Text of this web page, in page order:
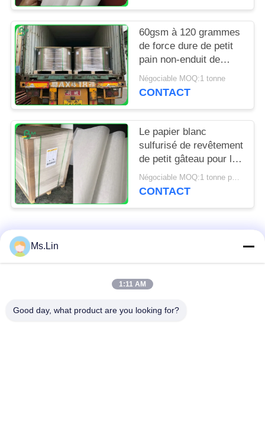
60gsm à 120 grammes
de force dure de petit
pain non-enduit de
papier d'emballage
blanchi pour le sac
Négociable MOQ:1 tonne
CONTACT
Le papier blanc
sulfurisé de revêtement
de petit gâteau pour la
cuisine de boulangerie
usine 31 - 38gsm
Négociable MOQ:1 tonne pour la taille commune et 10 tonnes pour la taille spéciale
CONTACT
Catégories populaires
petit pain brun de
Ms.Lin
1:11 AM
Good day, what product are you looking for?